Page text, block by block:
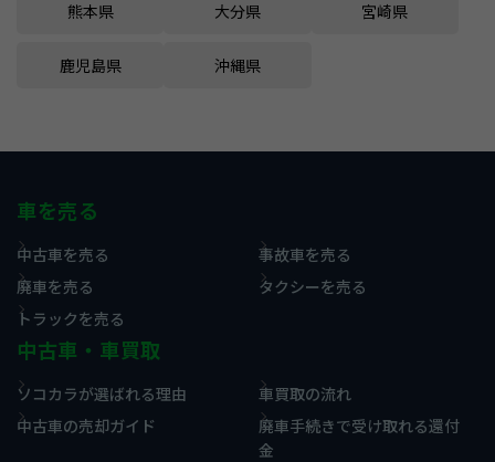
熊本県 大分県 宮崎県
鹿児島県 沖縄県
車を売る
中古車を売る
事故車を売る
廃車を売る
タクシーを売る
トラックを売る
中古車・車買取
ソコカラが選ばれる理由
車買取の流れ
中古車の売却ガイド
廃車手続きで受け取れる還付
金